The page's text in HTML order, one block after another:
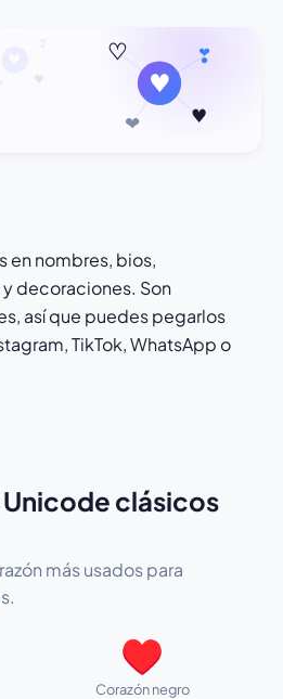
en nombres, bios,
decoraciones. Son
así que puedes pegarlos
TikTok, WhatsApp o
clásicos
más usados para
♥
Corazón negro